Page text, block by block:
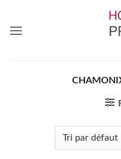
contenu